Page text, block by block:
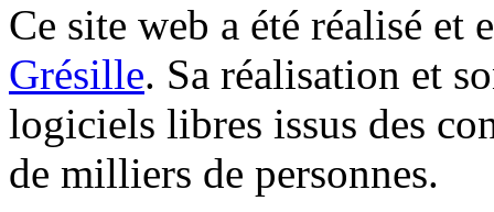
Ce site web a été réalisé et
Grésille. Sa réalisation et
logiciels libres issus des
de milliers de personnes.